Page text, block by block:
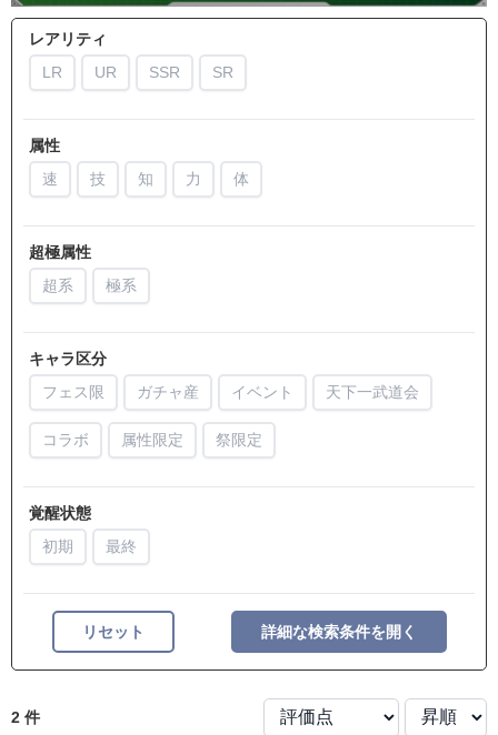
レアリティ
LR
UR SSR SR
属性
速
技 知 力 体
超極属性
超系
極系
キャラ区分
フェス限
ガチャ産 イベント 天下一武道会
コラボ 属性限定 祭限定
覚醒状態
初期
最終
リセット 詳細な検索条件を開く
2 件